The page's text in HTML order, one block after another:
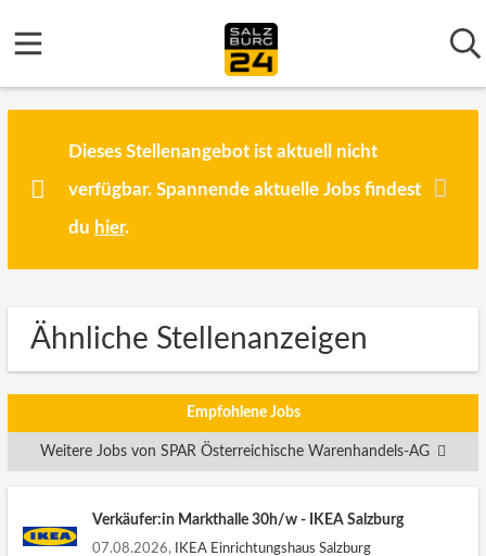
Dieses Stellenangebot ist aktuell nicht
verfügbar. Spannende aktuelle Jobs findest
du hier.
Ähnliche Stellenanzeigen
Empfohlene Jobs
Weitere Jobs von SPAR Österreichische Warenhandels-AG
Verkäufer:in Markthalle 30h/w - IKEA Salzburg
07.08.2026,
IKEA Einrichtungshaus Salzburg